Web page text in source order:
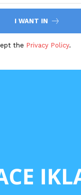
I WANT IN
the Privacy Policy.